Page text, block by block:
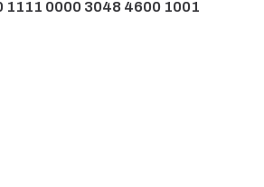
0000 3048 4600 1001